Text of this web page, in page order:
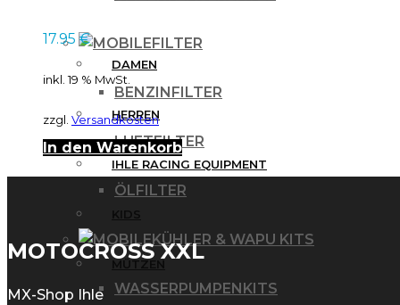
FILTER
BENZINFILTER
LUFTFILTER
ÖLFILTER
KÜHLER & WAPU KITS
WASSERPUMPENKITS
DAMEN
HERREN
IHLE RACING EQUIPMENT
KIDS
MÜTZEN
17.95 €
inkl. 19 % MwSt.
zzgl. Versandkosten
In den Warenkorb
MOTOCROSS XXL
MX-Shop Ihle